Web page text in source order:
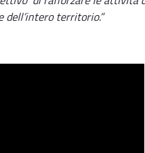
dell’intero territorio.”